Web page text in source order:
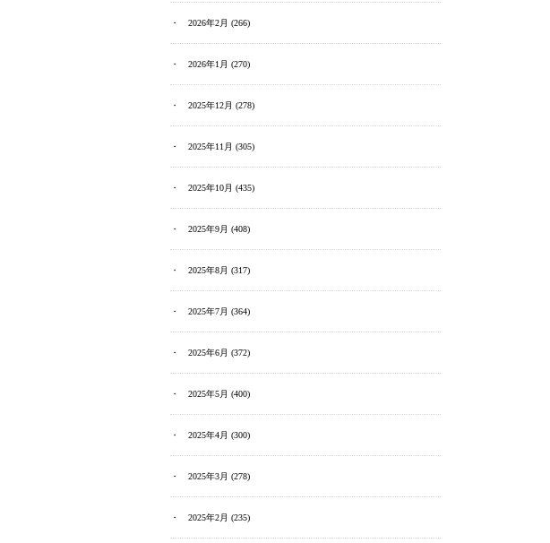
2026年2月 (266)
2026年1月 (270)
2025年12月 (278)
2025年11月 (305)
2025年10月 (435)
2025年9月 (408)
2025年8月 (317)
2025年7月 (364)
2025年6月 (372)
2025年5月 (400)
2025年4月 (300)
2025年3月 (278)
2025年2月 (235)